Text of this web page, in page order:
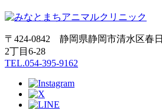
〒424-0842 静岡県静岡市清水区春日
2丁目6-28
TEL.054-395-9162